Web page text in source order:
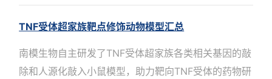
TNF受体超家族靶点修饰动物模型汇总
南模生物自主研发了TNF受体超家族各类相关基因的敲
除和人源化敲入小鼠模型，助力靶向TNF受体的药物研